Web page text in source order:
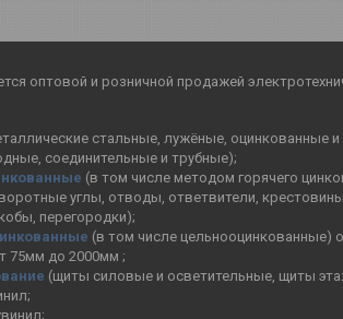
оптовой и розничной продажей
стальные, лужёные, оцинкованные
соединительные и трубные);
(в том числе методом горячего
углы, отводы, ответвители,
перегородки);
(в том числе цельнооцинкованные)
75мм до 2000мм ;
(щиты силовые и осветительные, щиты